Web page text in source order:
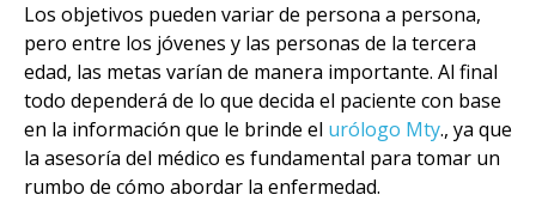
Los objetivos pueden variar de persona a persona,
pero entre los jóvenes y las personas de la tercera
edad, las metas varían de manera importante. Al final
todo dependerá de lo que decida el paciente con base
en la información que le brinde el urólogo Mty., ya que
la asesoría del médico es fundamental para tomar un
rumbo de cómo abordar la enfermedad.